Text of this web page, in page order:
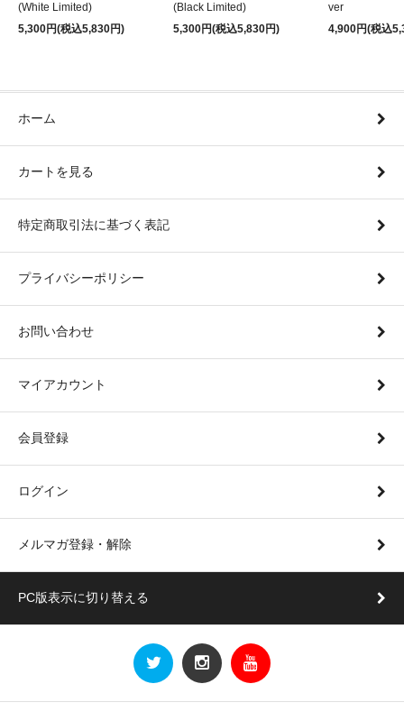
(White Limited)
5,300円(税込5,830円)
(Black Limited)
5,300円(税込5,830円)
ver
4,900円(税込
ホーム
カートを見る
特定商取引法に基づく表記
プライバシーポリシー
お問い合わせ
マイアカウント
会員登録
ログイン
メルマガ登録・解除
PC版表示に切り替える